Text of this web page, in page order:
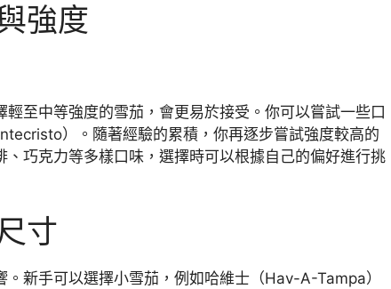
強度
至中等強度的雪茄，會更易於接受。你可以嘗試一些口
）。隨著經驗的累積，你再逐步嘗試強度較高的
巧克力等多樣口味，選擇時可以根據自己的偏好進行挑
寸
新手可以選擇小雪茄，例如哈維士（Hav-A-Tampa）